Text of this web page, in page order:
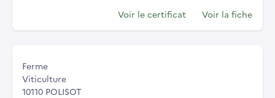
Voir le certificat Voir la fiche
Ferme
Viticulture
10110 POLISOT